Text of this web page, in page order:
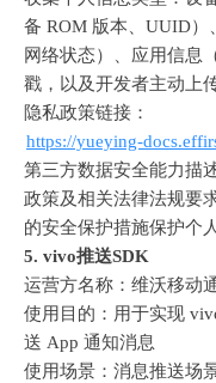
备 ROM 版本、 UUID）
网络状态）、应用信息
戳，以及开发者主动上
隐私政策链接：
https://yueying-
第三方数据安全能力描
政策及相关法律法规要
的安全保护措施保护个
5. vivo推送SDK
运营方名称：维沃移动
使用目的：用于实现
送 App 通知消息
使用场景：消息推送场